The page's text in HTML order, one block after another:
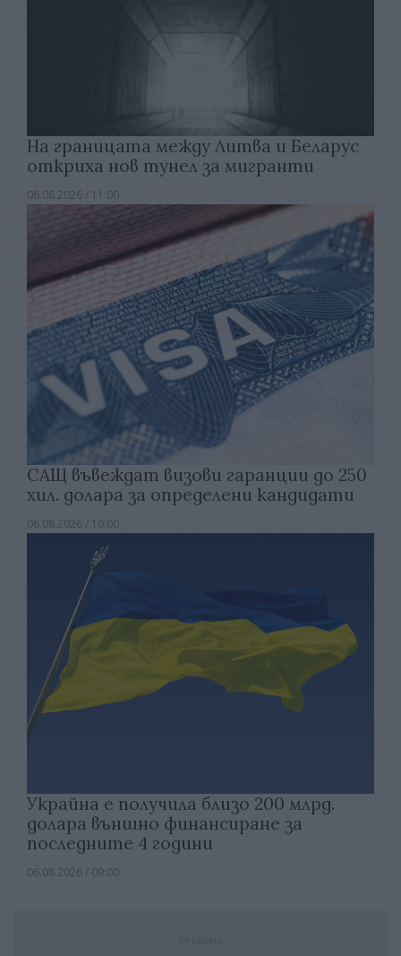
На границата между Литва и Беларус
откриха нов тунел за мигранти
06.08.2026 / 11:00
САЩ въвеждат визови гаранции до 250
хил. долара за определени кандидати
06.08.2026 / 10:00
Украйна е получила близо 200 млрд.
долара външно финансиране за
последните 4 години
06.08.2026 / 09:00